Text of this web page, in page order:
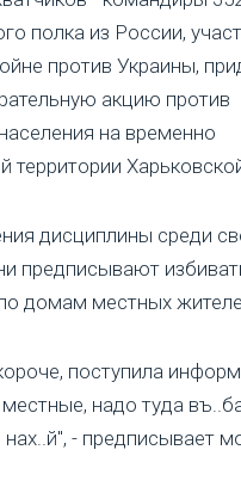
полка из России,
против Украины,
акцию против
на временно
территории
дисциплины среди
предписывают
домам местных
поступила
надо туда
- предписывает